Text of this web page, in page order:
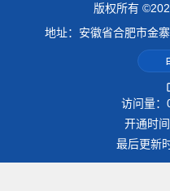
版权所有
地址：安徽省合肥市金
访问量：
开通时间
最后更新